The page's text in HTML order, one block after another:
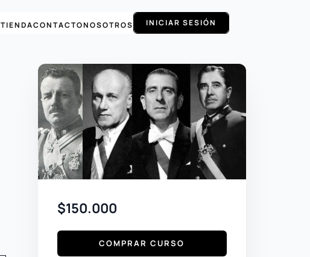
TIENDACONTACTONOSOTROS INICIAR SESIÓN
$150.000
COMPRAR CURSO